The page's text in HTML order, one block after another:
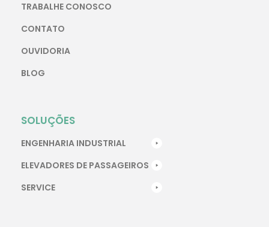
TRABALHE CONOSCO
CONTATO
OUVIDORIA
BLOG
SOLUÇÕES
ENGENHARIA INDUSTRIAL
ELEVADORES DE PASSAGEIROS
SERVICE